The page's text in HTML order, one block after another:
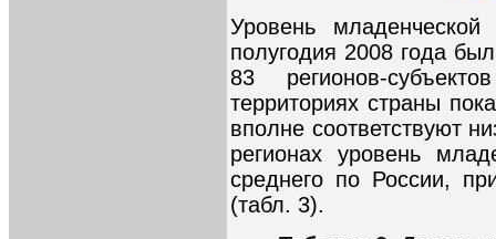
Уровень
полугодия 2008 года
83 регионов-
территориях страны
вполне соответствуют
регионах уровень
среднего по России,
(табл. 3).